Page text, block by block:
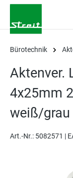
Bürotechnik
Aktenver.
4x25mm
weiß/grau
Art.-Nr.: 5082571 |